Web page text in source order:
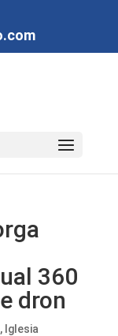
360
dron
, Iglesia